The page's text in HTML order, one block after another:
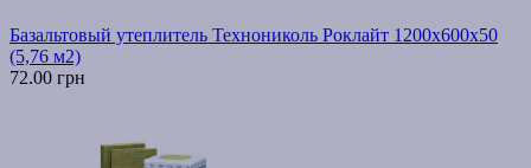
Базальтовый утеплитель Технониколь Роклайт 1200х600х50
(5,76 м2)
72.00 грн